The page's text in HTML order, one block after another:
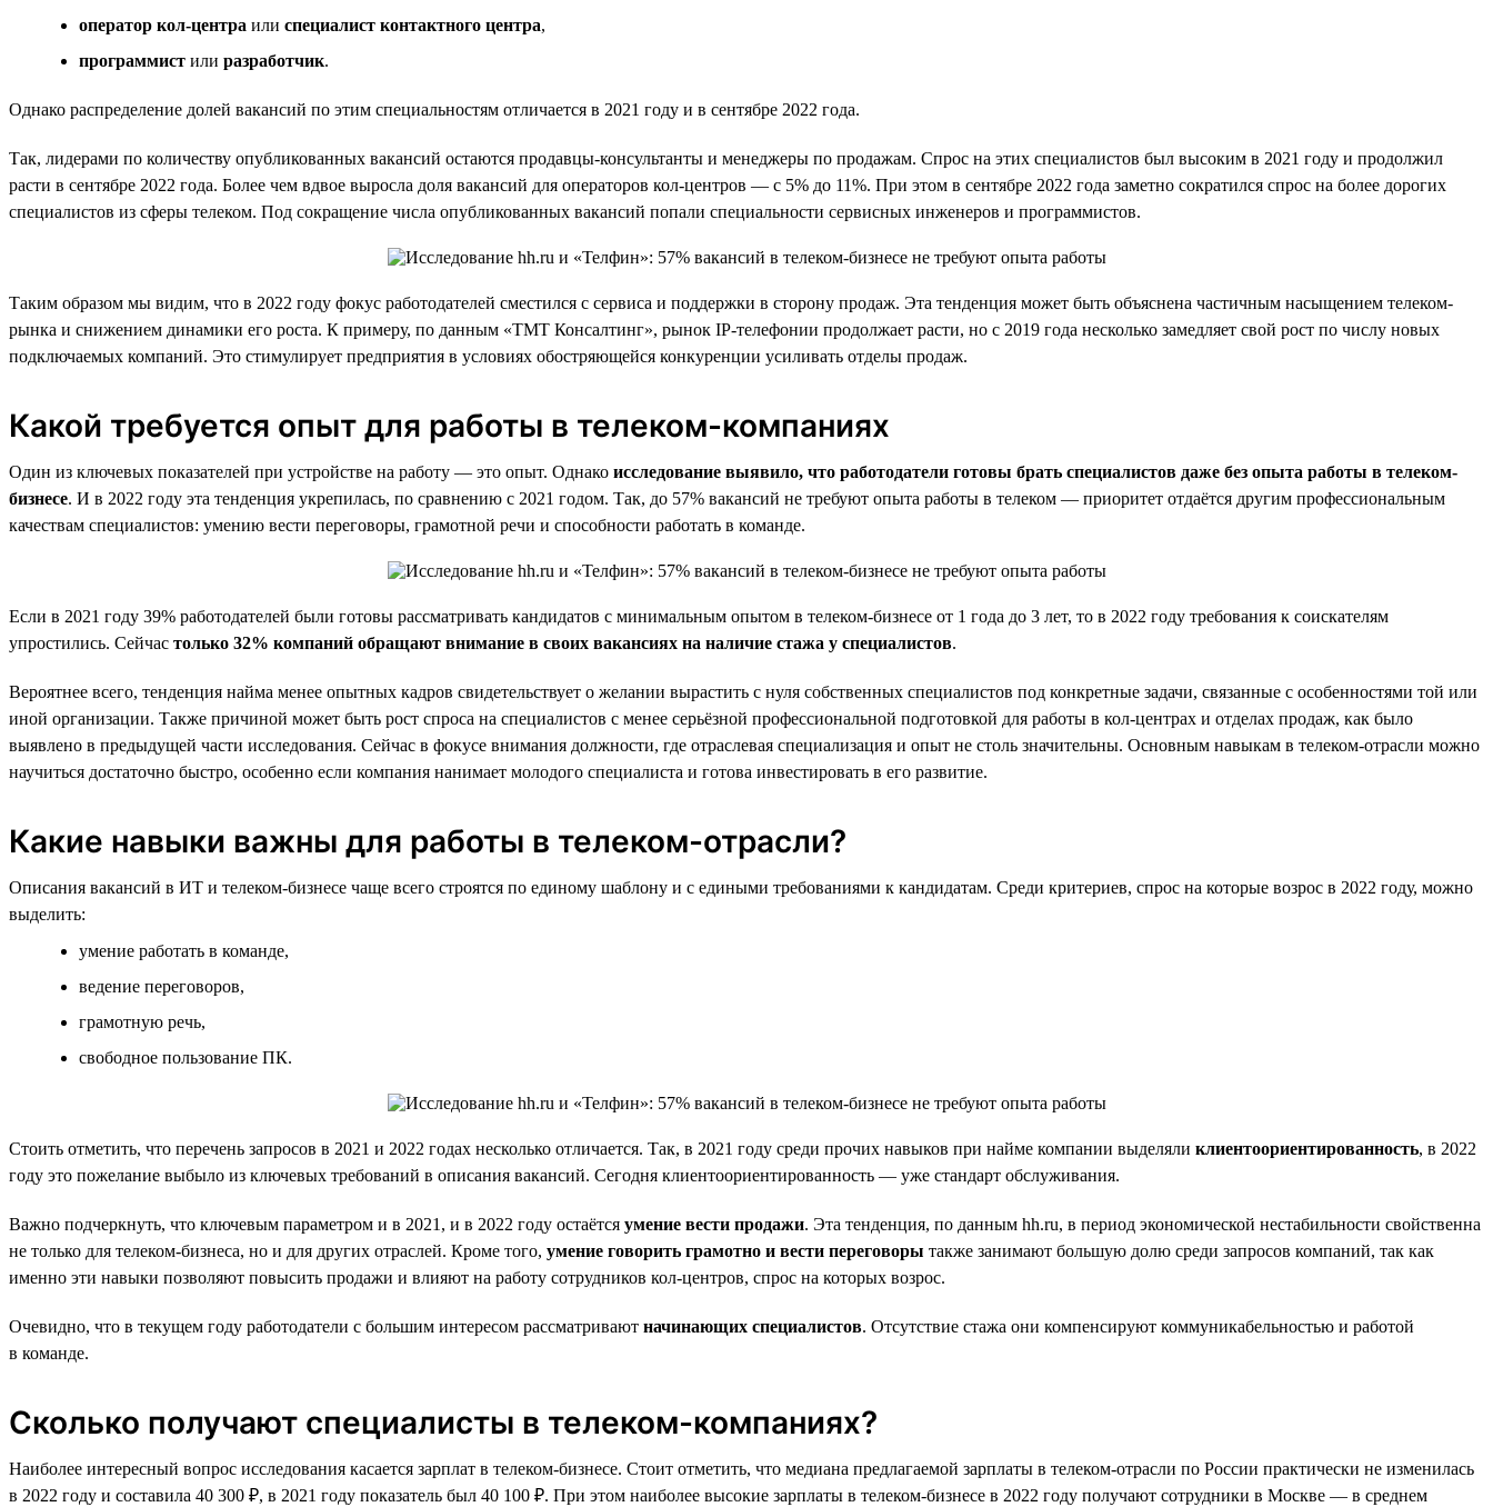
оператор кол-центра или специалист контактного центра,
программист или разработчик.
Однако распределение долей вакансий по этим специальностям отличается в 2021 году и в сентябре 2022 года.
Так, лидерами по количеству опубликованных вакансий остаются продавцы-консультанты и менеджеры по продажам. Спрос на этих специалистов был высоким в 2021 году и продолжил
расти в сентябре 2022 года. Более чем вдвое выросла доля вакансий для операторов кол-центров — с 5% до 11%. При этом в сентябре 2022 года заметно сократился спрос на более дорогих
специалистов из сферы телеком. Под сокращение числа опубликованных вакансий попали специальности сервисных инженеров и программистов.
Таким образом мы видим, что в 2022 году фокус работодателей сместился с сервиса и поддержки в сторону продаж. Эта тенденция может быть объяснена частичным насыщением телеком-
рынка и снижением динамики его роста. К примеру, по данным «ТМТ Консалтинг», рынок IP-телефонии продолжает расти, но с 2019 года несколько замедляет свой рост по числу новых
подключаемых компаний. Это стимулирует предприятия в условиях обостряющейся конкуренции усиливать отделы продаж.
Какой требуется опыт для работы в телеком-компаниях
Один из ключевых показателей при устройстве на работу — это опыт. Однако исследование выявило, что работодатели готовы брать специалистов даже без опыта работы в телеком-
бизнесе. И в 2022 году эта тенденция укрепилась, по сравнению с 2021 годом. Так, до 57% вакансий не требуют опыта работы в телеком — приоритет отдаётся другим профессиональным
качествам специалистов: умению вести переговоры, грамотной речи и способности работать в команде.
Если в 2021 году 39% работодателей были готовы рассматривать кандидатов с минимальным опытом в телеком-бизнесе от 1 года до 3 лет, то в 2022 году требования к соискателям
упростились. Сейчас только 32% компаний обращают внимание в своих вакансиях на наличие стажа у специалистов.
Вероятнее всего, тенденция найма менее опытных кадров свидетельствует о желании вырастить с нуля собственных специалистов под конкретные задачи, связанные с особенностями той или
иной организации. Также причиной может быть рост спроса на специалистов с менее серьёзной профессиональной подготовкой для работы в кол-центрах и отделах продаж, как было
выявлено в предыдущей части исследования. Сейчас в фокусе внимания должности, где отраслевая специализация и опыт не столь значительны. Основным навыкам в телеком-отрасли можно
научиться достаточно быстро, особенно если компания нанимает молодого специалиста и готова инвестировать в его развитие.
Какие навыки важны для работы в телеком-отрасли?
Описания вакансий в ИТ и телеком-бизнесе чаще всего строятся по единому шаблону и с едиными требованиями к кандидатам. Среди критериев, спрос на которые возрос в 2022 году, можно
выделить:
умение работать в команде,
ведение переговоров,
грамотную речь,
свободное пользование ПК.
Стоить отметить, что перечень запросов в 2021 и 2022 годах несколько отличается. Так, в 2021 году среди прочих навыков при найме компании выделяли клиентоориентированность, в 2022
году это пожелание выбыло из ключевых требований в описания вакансий. Сегодня клиентоориентированность — уже стандарт обслуживания.
Важно подчеркнуть, что ключевым параметром и в 2021, и в 2022 году остаётся умение вести продажи. Эта тенденция, по данным hh.ru, в период экономической нестабильности свойственна
не только для телеком-бизнеса, но и для других отраслей. Кроме того, умение говорить грамотно и вести переговоры также занимают большую долю среди запросов компаний, так как
именно эти навыки позволяют повысить продажи и влияют на работу сотрудников кол-центров, спрос на которых возрос.
Очевидно, что в текущем году работодатели с большим интересом рассматривают начинающих специалистов. Отсутствие стажа они компенсируют коммуникабельностью и работой
в команде.
Сколько получают специалисты в телеком-компаниях?
Наиболее интересный вопрос исследования касается зарплат в телеком-бизнесе. Стоит отметить, что медиана предлагаемой зарплаты в телеком-отрасли по России практически не изменилась
в 2022 году и составила 40 300 ₽, в 2021 году показатель был 40 100 ₽. При этом наиболее высокие зарплаты в телеком-бизнесе в 2022 году получают сотрудники в Москве — в среднем